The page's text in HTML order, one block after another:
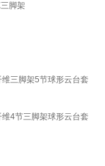
脚架
三脚架5节球形云台套
4节三脚架球形云台套